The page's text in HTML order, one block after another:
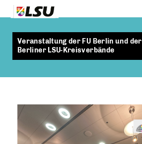
Veranstaltung der FU Berlin und der
Berliner LSU-Kreisverbände